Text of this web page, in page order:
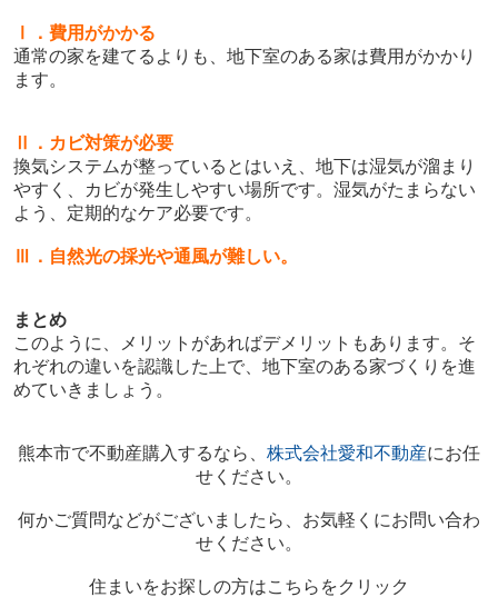
Ⅰ．費用がかかる
通常の家を建てるよりも、地下室のある家は費用がかかり
ます。
Ⅱ．カビ対策が必要
換気システムが整っているとはいえ、地下は湿気が溜まり
やすく、カビが発生しやすい場所です。湿気がたまらない
よう、定期的なケア必要です。
Ⅲ． 自然光の採光や通風が難しい。
まとめ
このように、メリットがあればデメリットもあります。そ
れぞれの違いを認識した上で、地下室のある家づくりを進
めていきましょう。
熊本市で不動産購入するなら、 株式会社愛和不動産にお任
せください。
何かご質問などがございましたら、お気軽くにお問い合わ
せください。
住まいをお探しの方はこちらをクリック